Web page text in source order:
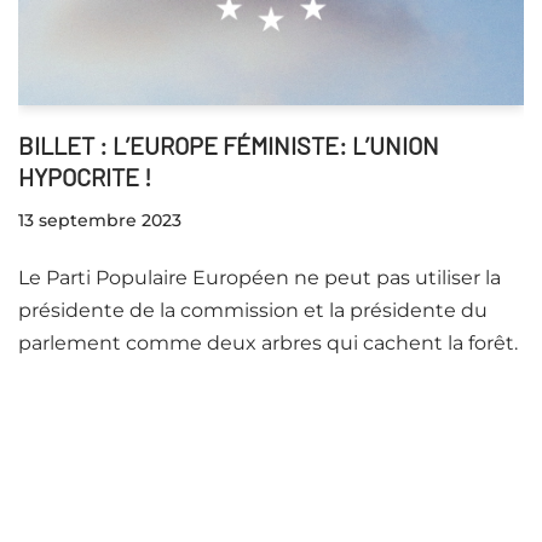
BILLET : L’EUROPE FÉMINISTE: L’UNION
HYPOCRITE !
13 septembre 2023
Le Parti Populaire Européen ne peut pas utiliser la
présidente de la commission et la présidente du
parlement comme deux arbres qui cachent la forêt.